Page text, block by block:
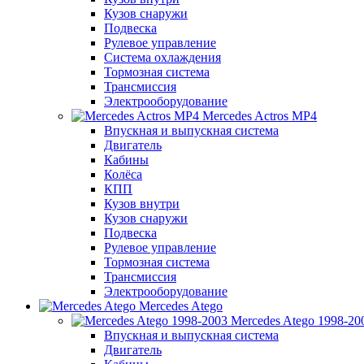
Кузов снаружи
Подвеска
Рулевое управление
Система охлаждения
Тормозная система
Трансмиссия
Электрооборудование
Mercedes Actros MP4
Впускная и выпускная система
Двигатель
Кабины
Колёса
КПП
Кузов внутри
Кузов снаружи
Подвеска
Рулевое управление
Тормозная система
Трансмиссия
Электрооборудование
Mercedes Atego
Mercedes Atego 1998-
Впускная и выпускная система
Двигатель